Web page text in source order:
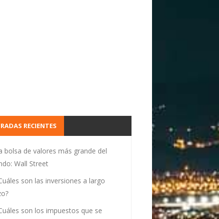
RECIENTES
bolsa de valores más grande del
Wall Street
son las inversiones a largo
son los impuestos que se